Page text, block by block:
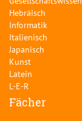
Hebräisch
Informatik
Italienisch
Japanisch
Kunst
Latein
L-E-R
Fächer